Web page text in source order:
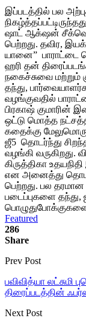
இப்படத்தில் பல
ஷாட் ஆக்‌ஷன்
பெற்றது. தவிர,
யானை” பாராட்டை
ஹரி தன்
நகைச்சுவை
தந்து,
வழங்குவதில்
பிரகாஷ் குமாரின்
ஒட்டு மொத்த
கதைக்கு
ஜீ5 தொடர்ந்து
வழங்கி வருகிறது.
கிருத்திகா
என அனைத்து
பெற்றது. பல
படைப்புகளை
Featured
286
Share
Prev Post
பவிவித்யா லட்சுமி
திரைப்படத்தின்
Next Post